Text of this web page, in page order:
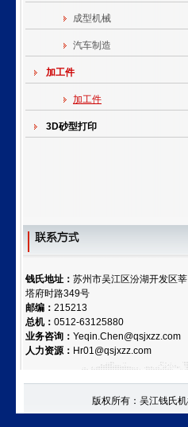
成型机械
汽车制造
加工件
加工件
3D砂型打印
钱氏地址： 苏州市吴江区汾湖开发区莘
塔府时路349号
邮编： 215213
总机： 0512-63125880
业务咨询： Yeqin.Chen@qsjxzz.com
人力资源： Hr01@qsjxzz.com
版权所有：吴江钱氏